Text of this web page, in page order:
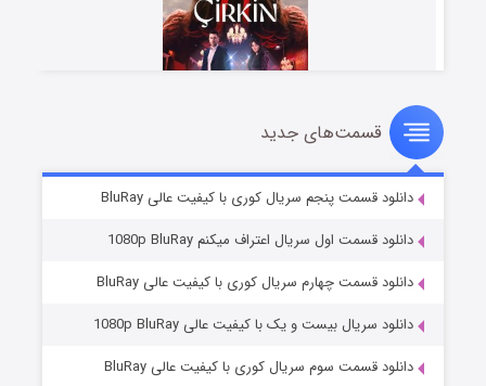
سریال زشت
قسمت۲ (زیرنویس) منتشر شد
قسمت‌های جدید
دانلود قسمت پنجم سریال کوری با کیفیت عالی BluRay
دانلود قسمت اول سریال اعتراف میکنم 1080p BluRay
دانلود قسمت چهارم سریال کوری با کیفیت عالی BluRay
دانلود سریال بیست و یک با کیفیت عالی 1080p BluRay
دانلود قسمت سوم سریال کوری با کیفیت عالی BluRay